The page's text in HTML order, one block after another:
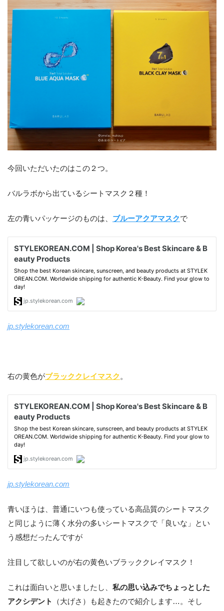
今回いただいたのはこの２つ。
バルラボから出ているシートマスク２種！
左の青いパッケージのものは、 ブルーアクアマスクで
jp.stylekorean.com
右の黄色がブラッククレイマスク 。
jp.stylekorean.com
青いほうは、普通にいつも使っている高品質のシートマスク
と同じように薄く水分の多いシートマスクで「良いな」とい
う感想だったんですが
注目して欲しいのが右の黄色いブラッククレイマスク！
これは面白いと思いましたし、 私の思い込みでちょっとした
アクシデント
（大げさ）も起きたので紹介します…。そし